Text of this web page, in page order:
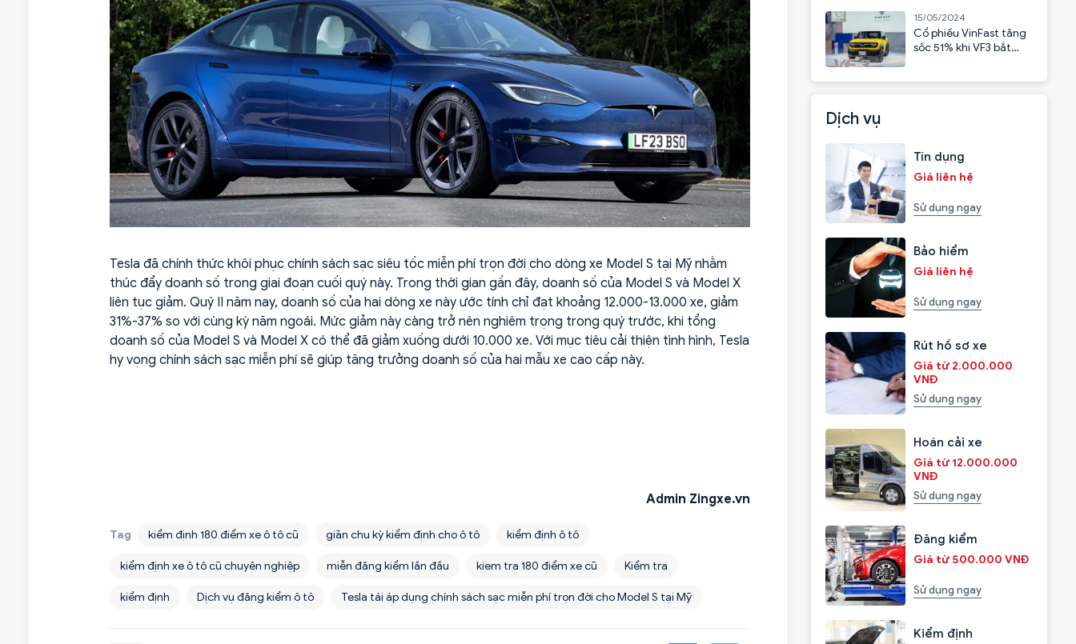
Tesla đã chính thức khôi phục chính sách sạc siêu tốc miễn phí trọn đời cho dòng xe Model S tại Mỹ nhằm
thúc đẩy doanh số trong giai đoạn cuối quý này. Trong thời gian gần đây, doanh số của Model S và Model X
liên tục giảm. Quý II năm nay, doanh số của hai dòng xe này ước tính chỉ đạt khoảng 12.000-13.000 xe, giảm
31%-37% so với cùng kỳ năm ngoái. Mức giảm này càng trở nên nghiêm trọng trong quý trước, khi tổng
doanh số của Model S và Model X có thể đã giảm xuống dưới 10.000 xe. Với mục tiêu cải thiện tình hình, Tesla
hy vọng chính sách sạc miễn phí sẽ giúp tăng trưởng doanh số của hai mẫu xe cao cấp này.
Admin Zingxe.vn
Tag kiểm định 180 điểm xe ô tô cũ giãn chu kỳ kiểm định cho ô tô kiểm định ô tô
kiểm định xe ô tô cũ chuyên nghiệp miễn đăng kiểm lần đầu kiem tra 180 điểm xe cũ Kiểm tra
kiểm định Dịch vụ đăng kiểm ô tô Tesla tái áp dụng chính sách sạc miễn phí trọn đời cho Model S tại Mỹ
15/05/2024
Cổ phiếu VinFast tăng
sốc 51% khi VF3 bắt
Dịch vụ
Tín dụng
Giá liên hệ
Sử dụng ngay
Bảo hiểm
Giá liên hệ
Sử dụng ngay
Rút hồ sơ xe
Giá từ 2.000.000
VNĐ
Sử dụng ngay
Hoán cải xe
Giá từ 12.000.000
VNĐ
Sử dụng ngay
Đăng kiểm
Giá từ 500.000 VNĐ
Sử dụng ngay
Kiểm định